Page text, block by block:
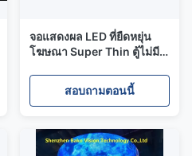
จอแสดงผล LED ที่ยืดหยุ่น
โฆษณา Super Thin ตู้ไม่มี
สอบถามตอนนี้